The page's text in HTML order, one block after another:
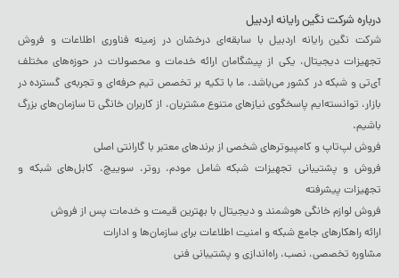
درباره شرکت نگین رایانه اردبیل
شرکت نگین رایانه اردبیل با سابقه‌ای درخشان در زمینه فناوری اطلاعات و فروش
تجهیزات دیجیتال، یکی از پیشگامان ارائه خدمات و محصولات در حوزه‌های مختلف
آی‌تی و شبکه در کشور می‌باشد. ما با تکیه بر تخصص تیم حرفه‌ای و تجربه‌ی گسترده در
بازار، توانسته‌ایم پاسخگوی نیازهای متنوع مشتریان، از کاربران خانگی تا سازمان‌های بزرگ
باشیم.
فروش لپ‌تاپ و کامپیوترهای شخصی از برندهای معتبر با گارانتی اصلی
فروش و پشتیبانی تجهیزات شبکه شامل مودم، روتر، سوییچ، کابل‌های شبکه و
تجهیزات پیشرفته
فروش لوازم خانگی هوشمند و دیجیتال با بهترین قیمت و خدمات پس از فروش
ارائه راهکارهای جامع شبکه و امنیت اطلاعات برای سازمان‌ها و ادارات
مشاوره تخصصی، نصب، راه‌اندازی و پشتیبانی فنی